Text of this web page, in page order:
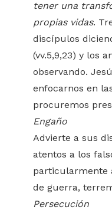
tener una
propias vidas.
discípulos
(vv.5,9,23) y los
observando.
enfocarnos en
procuremos
Engaño
Advierte a sus
atentos a los
particularmente
de guerra,
Persecución